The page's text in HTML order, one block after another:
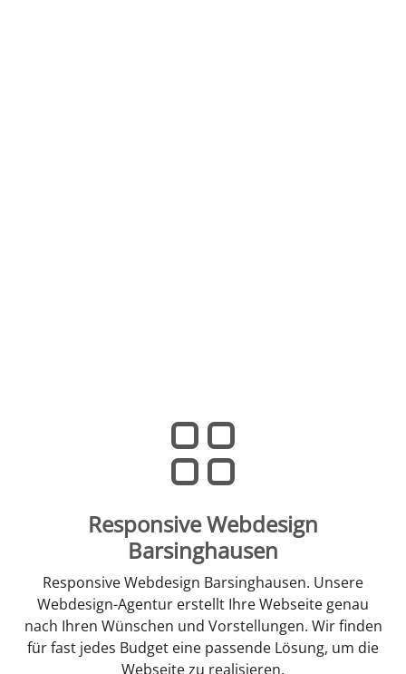
Responsive Webdesign
Barsinghausen
Responsive Webdesign Barsinghausen. Unsere
Webdesign-Agentur erstellt Ihre Webseite genau
nach Ihren Wünschen und Vorstellungen. Wir finden
für fast jedes Budget eine passende Lösung, um die
Webseite zu realisieren.